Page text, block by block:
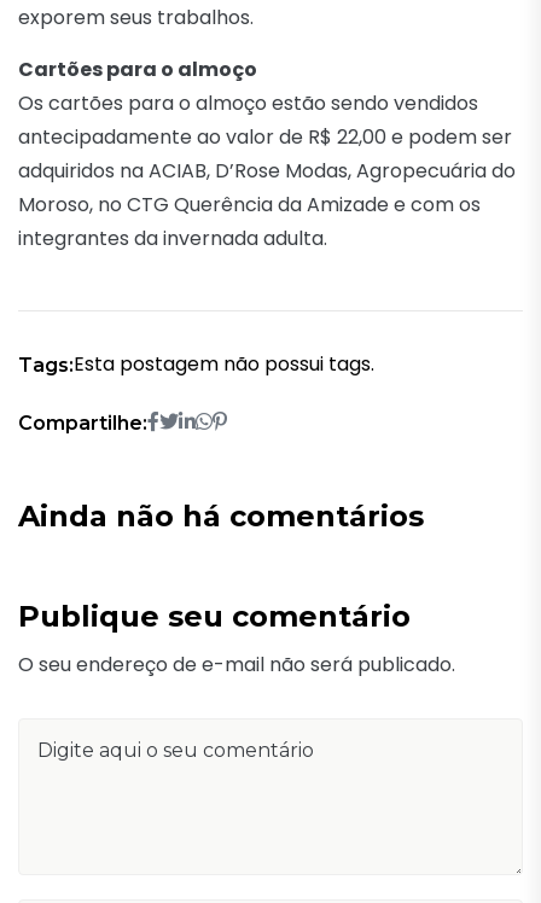
exporem seus trabalhos.
Cartões para o almoço
Os cartões para o almoço estão sendo vendidos
antecipadamente ao valor de R$ 22,00 e podem ser
adquiridos na ACIAB, D’Rose Modas, Agropecuária do
Moroso, no CTG Querência da Amizade e com os
integrantes da invernada adulta.
Tags:Esta postagem não possui tags.
Compartilhe:
Ainda não há comentários
Publique seu comentário
O seu endereço de e-mail não será publicado.